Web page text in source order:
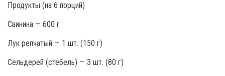
Продукты (на 6 порций)
Свинина — 600 г
Лук репчатый — 1 шт. (150 г)
Сельдерей (стебель) — 3 шт. (80 г)